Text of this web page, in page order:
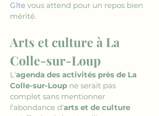
Gîte vous attend pour un repos bien
mérité.
Arts et culture à La
Colle-sur-Loup
L'agenda des activités près de La
Colle-sur-Loup ne serait pas
complet sans mentionner
l'abondance d'arts et de culture